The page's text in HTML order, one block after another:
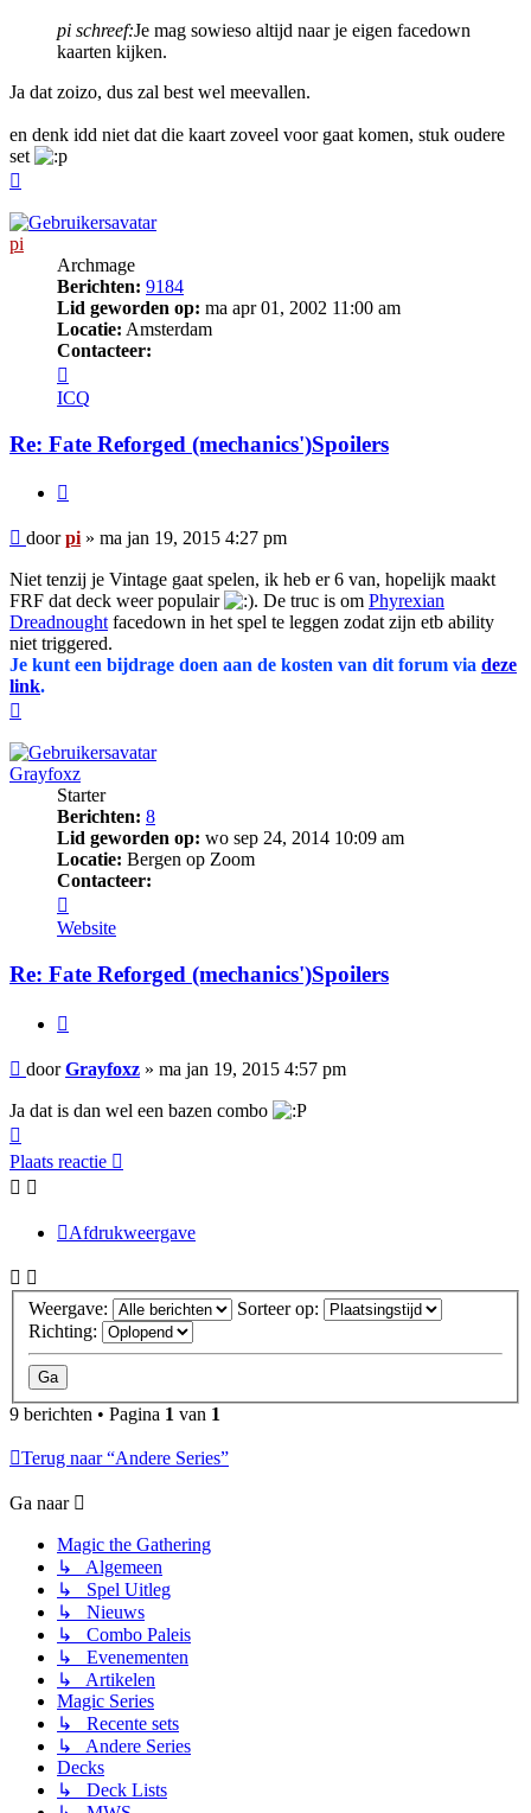
pi schreef:Je mag sowieso altijd naar je eigen facedown
kaarten kijken.
Ja dat zoizo, dus zal best wel meevallen.
en denk idd niet dat die kaart zoveel voor gaat komen, stuk oudere
set
pi
Archmage
Berichten: 9184
Lid geworden op: ma apr 01, 2002 11:00 am
Locatie: Amsterdam
Contacteer:
pi
ICQ
Re: Fate Reforged (mechanics')Spoilers
Bericht
doorpi » ma jan 19, 2015 4:27 pm
Niet tenzij je Vintage gaat spelen, ik heb er 6 van, hopelijk maakt
FRF dat deck weer populair
. De truc is om Phyrexian
Dreadnought facedown in het spel te leggen zodat zijn etb ability
niet triggered.
Je kunt een bijdrage doen aan de kosten van dit forum via deze
link.
Grayfoxz
Starter
Berichten: 8
Lid geworden op: wo sep 24, 2014 10:09 am
Locatie: Bergen op Zoom
Contacteer:
Grayfoxz
Website
Re: Fate Reforged (mechanics')Spoilers
Bericht
doorGrayfoxz » ma jan 19, 2015 4:57 pm
Ja dat is dan wel een bazen combo
Plaats reactie
Afdrukweergave
Weergave:
Sorteer op:
Richting:
9 berichten • Pagina 1 van 1
Terug naar “Andere Series”
Ga naar
Magic the Gathering
↳ Algemeen
↳ Spel Uitleg
↳ Nieuws
↳ Combo Paleis
↳ Evenementen
↳ Artikelen
Magic Series
↳ Recente sets
↳ Andere Series
Decks
↳ Deck Lists